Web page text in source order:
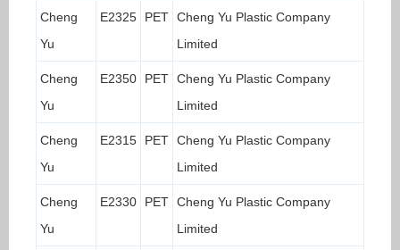
Cheng
Yu
E2325 PET Cheng Yu Plastic Company
Limited
Cheng
Yu
E2350 PET Cheng Yu Plastic Company
Limited
Cheng
Yu
E2315 PET Cheng Yu Plastic Company
Limited
Cheng
Yu
E2330 PET Cheng Yu Plastic Company
Limited